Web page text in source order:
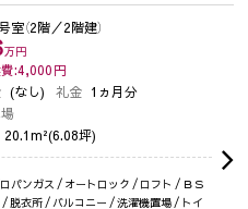
室（2階／2階建）
万円
:4,000円
(なし) 礼金 1ヵ月分
20.1m²(6.08坪)
パンガス / オートロック / ロフト / ＢＳ
脱衣所 / バルコニー / 洗濯機置場 / トイ